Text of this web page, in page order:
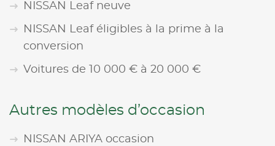
NISSAN Leaf neuve
NISSAN Leaf éligibles à la prime à la
conversion
Voitures de 10 000 € à 20 000 €
Autres modèles d’occasion
NISSAN ARIYA occasion